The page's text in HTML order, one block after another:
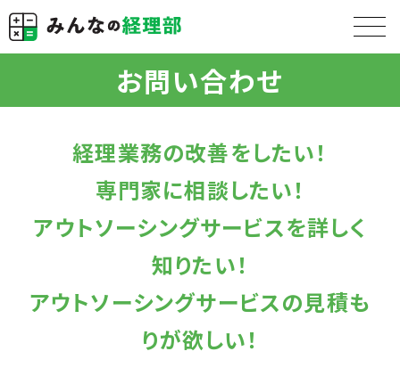
お問い合わせ
経理業務の改善をしたい！
専門家に相談したい！
アウトソーシングサービスを詳しく
知りたい！
アウトソーシングサービスの見積も
りが欲しい！